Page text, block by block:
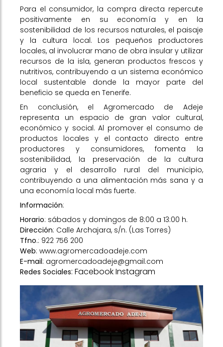
Para el consumidor, la compra directa repercute
positivamente en su economía y en la
sostenibilidad de los recursos naturales, el paisaje
y la cultura local. Los pequeños productores
locales, al involucrar mano de obra insular y utilizar
recursos de la isla, generan productos frescos y
nutritivos, contribuyendo a un sistema económico
local sustentable donde la mayor parte del
beneficio se queda en Tenerife.
En conclusión, el Agromercado de Adeje
representa un espacio de gran valor cultural,
económico y social. Al promover el consumo de
productos locales y el contacto directo entre
productores y consumidores, fomenta la
sostenibilidad, la preservación de la cultura
agraria y el desarrollo rural del municipio,
contribuyendo a una alimentación más sana y a
una economía local más fuerte.
Información:
Horario: sábados y domingos de 8:00 a 13:00 h.
Dirección: Calle Archajara, s/n. (Las Torres)
Tfno.: 922 756 200
Web: www.agromercadoadeje.com
E-mail: agromercadoadeje@gmail.com
Redes Sociales: FacebookInstagram